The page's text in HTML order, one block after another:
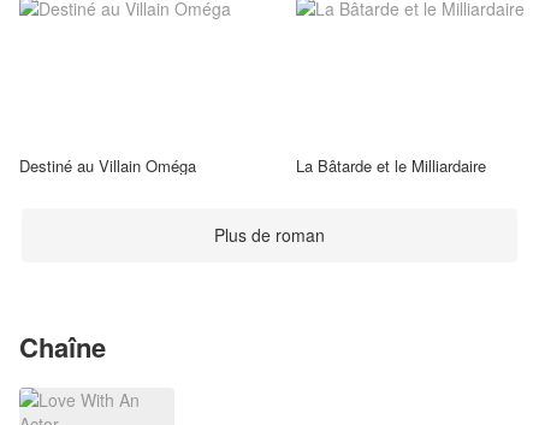
Destiné au Villain Oméga La Bâtarde et le Milliardaire
Plus de roman
Chaîne